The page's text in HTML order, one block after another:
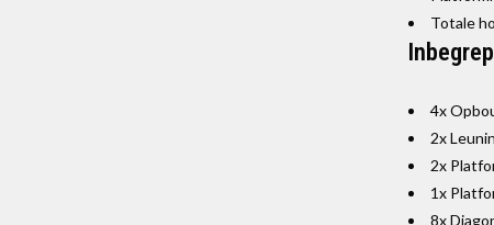
Totale
4x
2x
2x
1x
8x